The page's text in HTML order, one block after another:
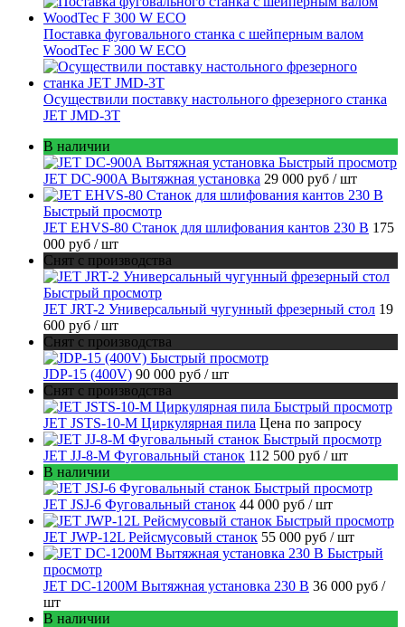
Поставка фуговального станка с шейперным валом
WoodTec F 300 W ECO
Осуществили поставку настольного фрезерного станка
JET JMD-3T
В наличии
Быстрый просмотр
JET DC-900A Вытяжная установка 29 000 руб / шт
Быстрый просмотр
JET EHVS-80 Станок для шлифования кантов 230 В 175
000 руб / шт
Снят с производства
Быстрый просмотр
JET JRT-2 Универсальный чугунный фрезерный стол 19
600 руб / шт
Снят с производства
Быстрый просмотр
JDP-15 (400V) 90 000 руб / шт
Снят с производства
Быстрый просмотр
JET JSTS-10-M Циркулярная пила Цена по запросу
Быстрый просмотр
JET JJ-8-M Фуговальный станок 112 500 руб / шт
В наличии
Быстрый просмотр
JET JSJ-6 Фуговальный станок 44 000 руб / шт
Быстрый просмотр
JET JWP-12L Рейсмусовый станок 55 000 руб / шт
Быстрый
просмотр
JET DC-1200M Вытяжная установка 230 В 36 000 руб /
шт
В наличии